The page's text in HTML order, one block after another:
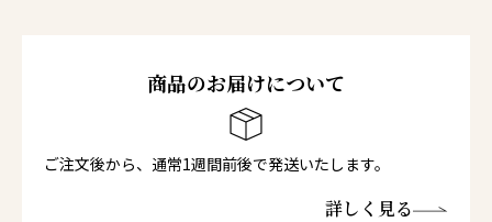
商品のお届けについて
ご注文後から、通常1週間前後で発送いたします。
詳しく見る